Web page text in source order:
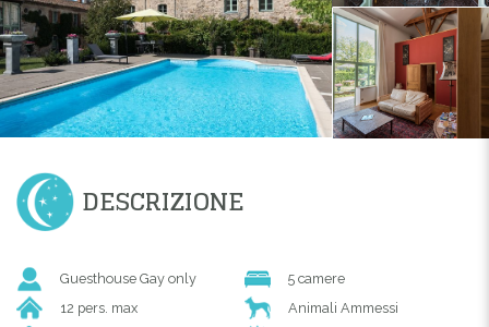
DESCRIZIONE
Guesthouse Gay only
5 camere
12 pers. max
Animali Ammessi